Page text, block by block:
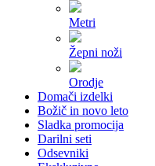
Metri
Žepni noži
Orodje
Domači izdelki
Božič in novo leto
Sladka promocija
Darilni seti
Odsevniki